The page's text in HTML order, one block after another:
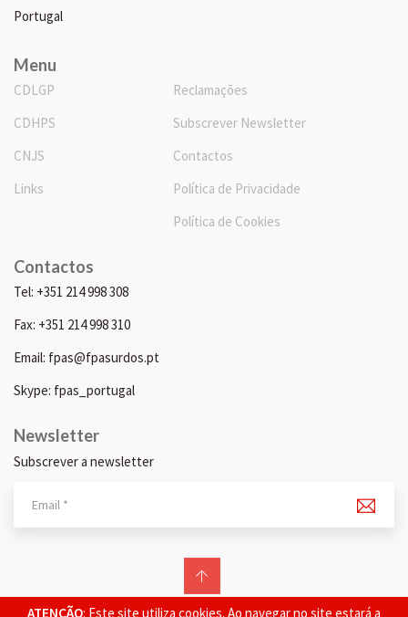
ATENÇÃO: Este site utiliza cookies. Ao navegar no site estará a
Portugal
Menu
CDLGP
CDHPS
CNJS
Links
Reclamações
Subscrever Newsletter
Contactos
Política de Privacidade
Política de Cookies
Contactos
Tel: +351 214 998 308
Fax: +351 214 998 310
Email: fpas@fpasurdos.pt
Skype: fpas_portugal
Newsletter
Subscrever a newsletter
© 2026 FPAS. Todos os direitos reservados.